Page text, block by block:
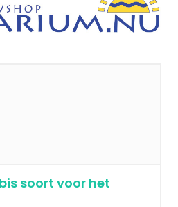
soort voor het